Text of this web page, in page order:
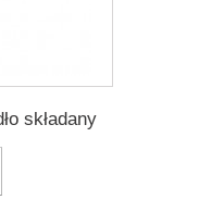
składany